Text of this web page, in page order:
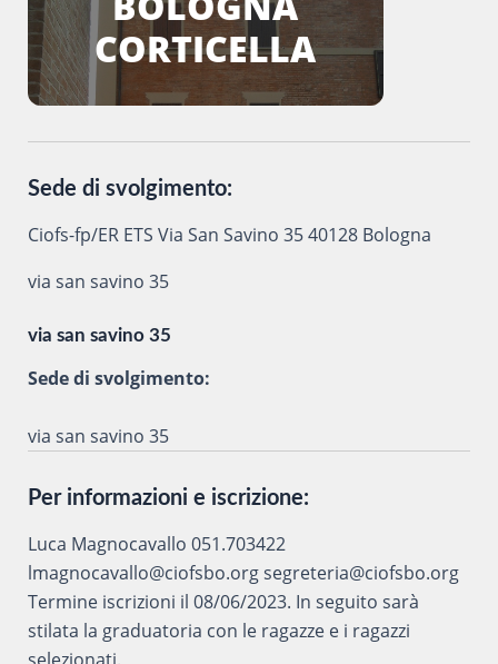
CORTICELLA
Sede di svolgimento:
Ciofs-fp/ER ETS Via San Savino 35 40128 Bologna
via san savino 35
via san savino 35
Sede di svolgimento:
via san savino 35
Per informazioni e iscrizione:
Luca Magnocavallo 051.703422
lmagnocavallo@ciofsbo.org segreteria@ciofsbo.org
Termine iscrizioni il 08/06/2023. In seguito sarà
stilata la graduatoria con le ragazze e i ragazzi
selezionati.